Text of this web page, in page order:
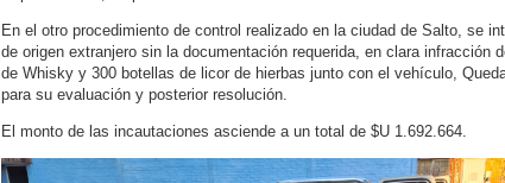
En el otro procedimiento de control realizado en la ciudad de Salto, se
de origen extranjero sin la documentación requerida, en clara infracción
de Whisky y 300 botellas de licor de hierbas junto con el vehículo,
para su evaluación y posterior resolución.
El monto de las incautaciones asciende a un total de $U 1.692.664.